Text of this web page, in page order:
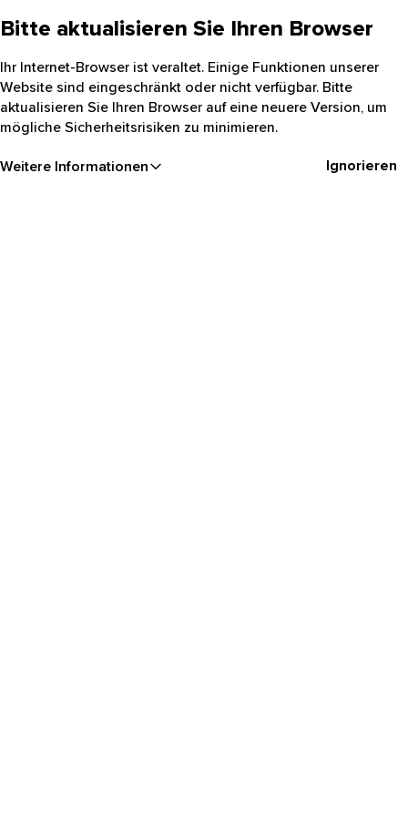
Bitte aktualisieren Sie Ihren Browser
Ihr Internet-Browser ist veraltet. Einige Funktionen unserer
Website sind eingeschränkt oder nicht verfügbar. Bitte
aktualisieren Sie Ihren Browser auf eine neuere Version, um
mögliche Sicherheitsrisiken zu minimieren.
Weitere Informationen Ignorieren